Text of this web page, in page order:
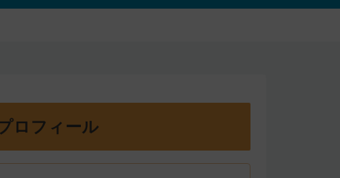
ロフィール